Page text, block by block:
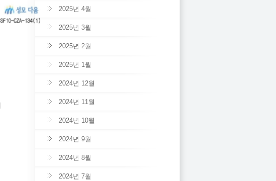
2025년 4월
2025년 3월
2025년 2월
2025년 1월
2024년 12월
2024년 11월
2024년 10월
2024년 9월
2024년 8월
2024년 7월